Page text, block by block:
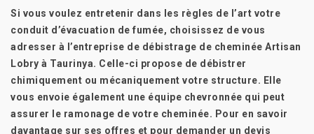
Si vous voulez entretenir dans les règles de l’art votre
conduit d’évacuation de fumée, choisissez de vous
adresser à l’entreprise de débistrage de cheminée Artisan
Lobry à Taurinya. Celle-ci propose de débistrer
chimiquement ou mécaniquement votre structure. Elle
vous envoie également une équipe chevronnée qui peut
assurer le ramonage de votre cheminée. Pour en savoir
davantage sur ses offres et pour demander un devis